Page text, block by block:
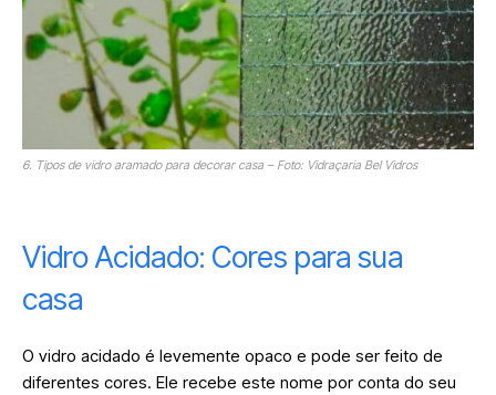
6. Tipos de vidro aramado para decorar casa – Foto: Vidraçaria Bel Vidros
Vidro Acidado: Cores para sua
casa
O vidro acidado é levemente opaco e pode ser feito de
diferentes cores. Ele recebe este nome por conta do seu